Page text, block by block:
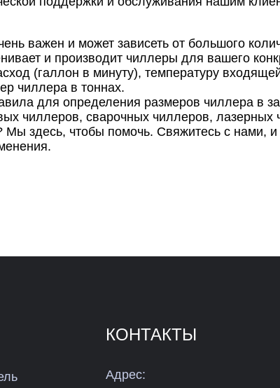
важен и может зависеть от большого
и производит чиллеры для вашего
(галлон в минуту), температуру
чиллера в тоннах.
для определения размеров чиллера в
чиллеров, сварочных чиллеров,
здесь, чтобы помочь. Свяжитесь с нами,
КОНТАКТЫ
Адрес: